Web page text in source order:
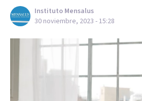
Instituto Mensalus
30 noviembre, 2023 - 15:28